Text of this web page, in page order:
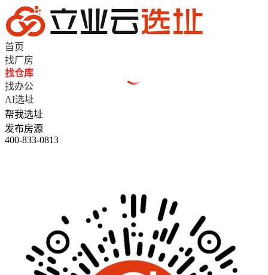
首页
找厂房
找仓库
找办公
AI选址
帮我选址
发布房源
400-833-0813